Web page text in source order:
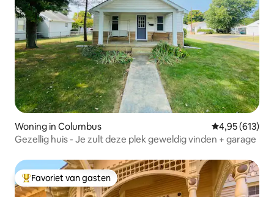
Woning in Columbus Gemiddelde
4,95 (613)
Gezellig huis - Je zult deze plek geweldig vinden + garage
Topfavoriet van gasten
Favoriet van gasten